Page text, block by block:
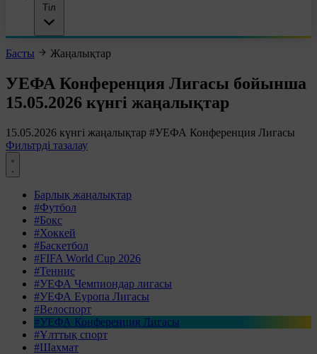
Тіл
Басты Жаңалықтар
УЕФА Конференция Лигасы бойынша
15.05.2026 күнгі жаңалықтар
15.05.2026 күнгі жаңалықтар #УЕФА Конференция Лигасы
Фильтрді тазалау
Барлық жаңалықтар
#Футбол
#Бокс
#Хоккей
#Баскетбол
#FIFA World Cup 2026
#Теннис
#УЕФА Чемпиондар лигасы
#УЕФА Еуропа Лигасы
#Велоспорт
#УЕФА Конференция Лигасы
#Ұлттық спорт
#Шахмат